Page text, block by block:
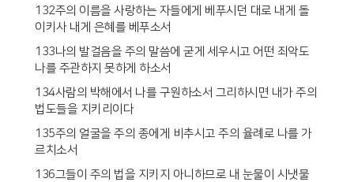
132주의 이름을 사랑하는 자들에게 베푸시던 대로 내게 돌
이키사 내게 은혜를 베푸소서
133나의 발걸음을 주의 말씀에 굳게 세우시고 어떤 죄악도
나를 주관하지 못하게 하소서
134사람의 박해에서 나를 구원하소서 그리하시면 내가 주의
법도들을 지키리이다
135주의 얼굴을 주의 종에게 비추시고 주의 율례로 나를 가
르치소서
136그들이 주의 법을 지키지 아니하므로 내 눈물이 시냇물